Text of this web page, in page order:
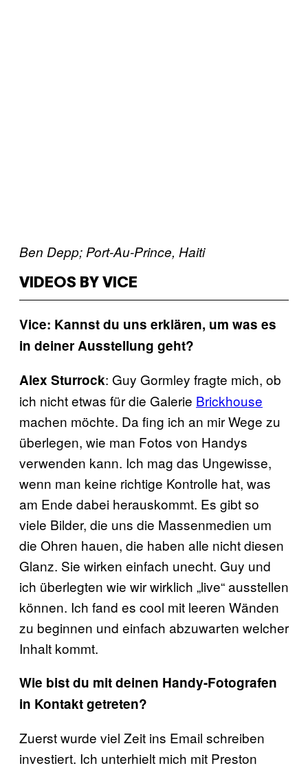
Ben Depp; Port-Au-Prince, Haiti
VIDEOS BY VICE
Vice: Kannst du uns erklären, um was es
in deiner Ausstellung geht?
Alex Sturrock: Guy Gormley fragte mich, ob
ich nicht etwas für die Galerie Brickhouse
machen möchte. Da fing ich an mir Wege zu
überlegen, wie man Fotos von Handys
verwenden kann. Ich mag das Ungewisse,
wenn man keine richtige Kontrolle hat, was
am Ende dabei herauskommt. Es gibt so
viele Bilder, die uns die Massenmedien um
die Ohren hauen, die haben alle nicht diesen
Glanz. Sie wirken einfach unecht. Guy und
ich überlegten wie wir wirklich „live“ ausstellen
können. Ich fand es cool mit leeren Wänden
zu beginnen und einfach abzuwarten welcher
Inhalt kommt.
Wie bist du mit deinen Handy-Fotografen
in Kontakt getreten?
Zuerst wurde viel Zeit ins Email schreiben
investiert. Ich unterhielt mich mit Preston